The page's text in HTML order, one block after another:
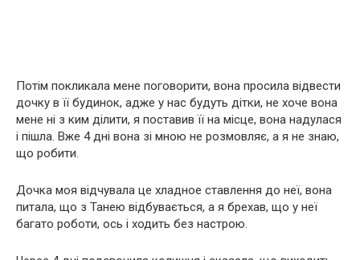
Потім покликала мене поговорити, вона просила відвести
дочку в її будинок, адже у нас будуть дітки, не хоче вона
мене ні з ким ділити, я поставив її на місце, вона надулася
і пішла. Вже 4 дні вона зі мною не розмовляє, а я не знаю,
що робити.
Дочка моя відчувала це хладное ставлення до неї, вона
питала, що з Танею відбувається, а я брехав, що у неї
багато роботи, ось і ходить без настрою.